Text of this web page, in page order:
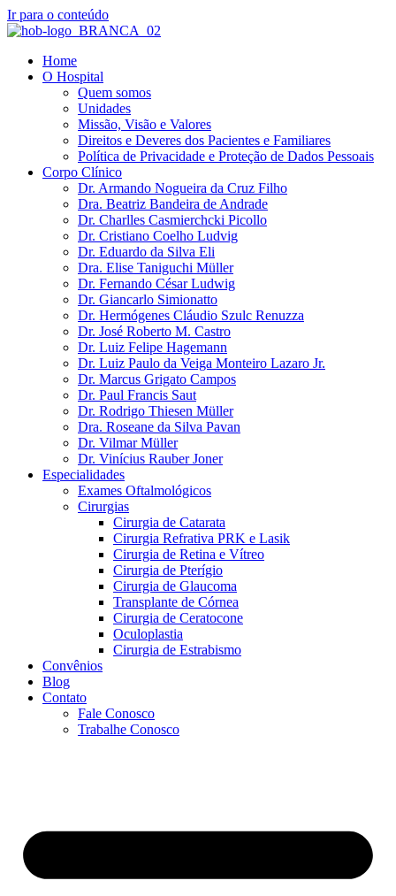
Ir para o conteúdo
Home
O Hospital
Quem somos
Unidades
Missão, Visão e Valores
Direitos e Deveres dos Pacientes e Familiares
Política de Privacidade e Proteção de Dados Pessoais
Corpo Clínico
Dr. Armando Nogueira da Cruz Filho
Dra. Beatriz Bandeira de Andrade
Dr. Charlles Casmierchcki Picollo
Dr. Cristiano Coelho Ludvig
Dr. Eduardo da Silva Eli
Dra. Elise Taniguchi Müller
Dr. Fernando César Ludwig
Dr. Giancarlo Simionatto
Dr. Hermógenes Cláudio Szulc Renuzza
Dr. José Roberto M. Castro
Dr. Luiz Felipe Hagemann
Dr. Luiz Paulo da Veiga Monteiro Lazaro Jr.
Dr. Marcus Grigato Campos
Dr. Paul Francis Saut
Dr. Rodrigo Thiesen Müller
Dra. Roseane da Silva Pavan
Dr. Vilmar Müller
Dr. Vinícius Rauber Joner
Especialidades
Exames Oftalmológicos
Cirurgias
Cirurgia de Catarata
Cirurgia Refrativa PRK e Lasik
Cirurgia de Retina e Vítreo
Cirurgia de Pterígio
Cirurgia de Glaucoma
Transplante de Córnea
Cirurgia de Ceratocone
Oculoplastia
Cirurgia de Estrabismo
Convênios
Blog
Contato
Fale Conosco
Trabalhe Conosco